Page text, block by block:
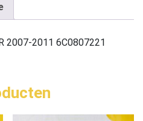
2007-2011 6C0807221